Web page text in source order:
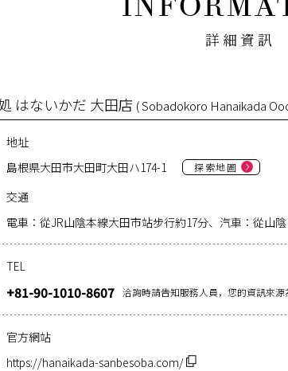
詳細資訊
はないかだ 大田店 ( Sobadokoro Hanaikada
地址
島根県大田市大田町大田ハ174-1
探索地圖
交通
電車：從JR山陰本線大田市站步行約17分、汽車：從山
TEL
+81-90-1010-8607 洽詢時請告知服務人員，您的資訊來源
官方網站
https://hanaikada-sanbesoba.com/